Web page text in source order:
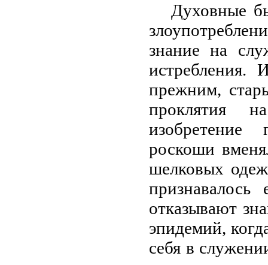
Духовные
знание на
истребления.
прежним,
проклятия
изобретение
роскоши
шелковых
отказывают
эпидемий,
себя в